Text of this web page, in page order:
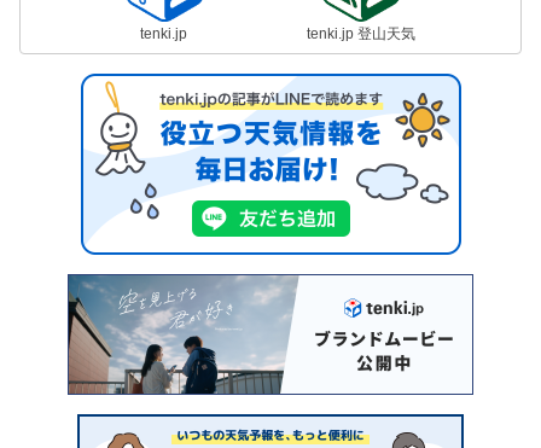
tenki.jp tenki.jp 登山天気